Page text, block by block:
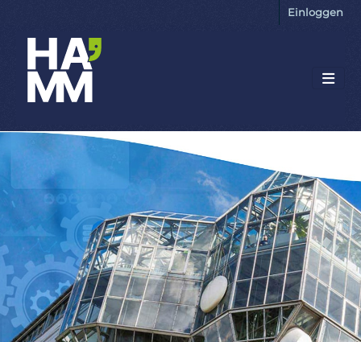
Einloggen